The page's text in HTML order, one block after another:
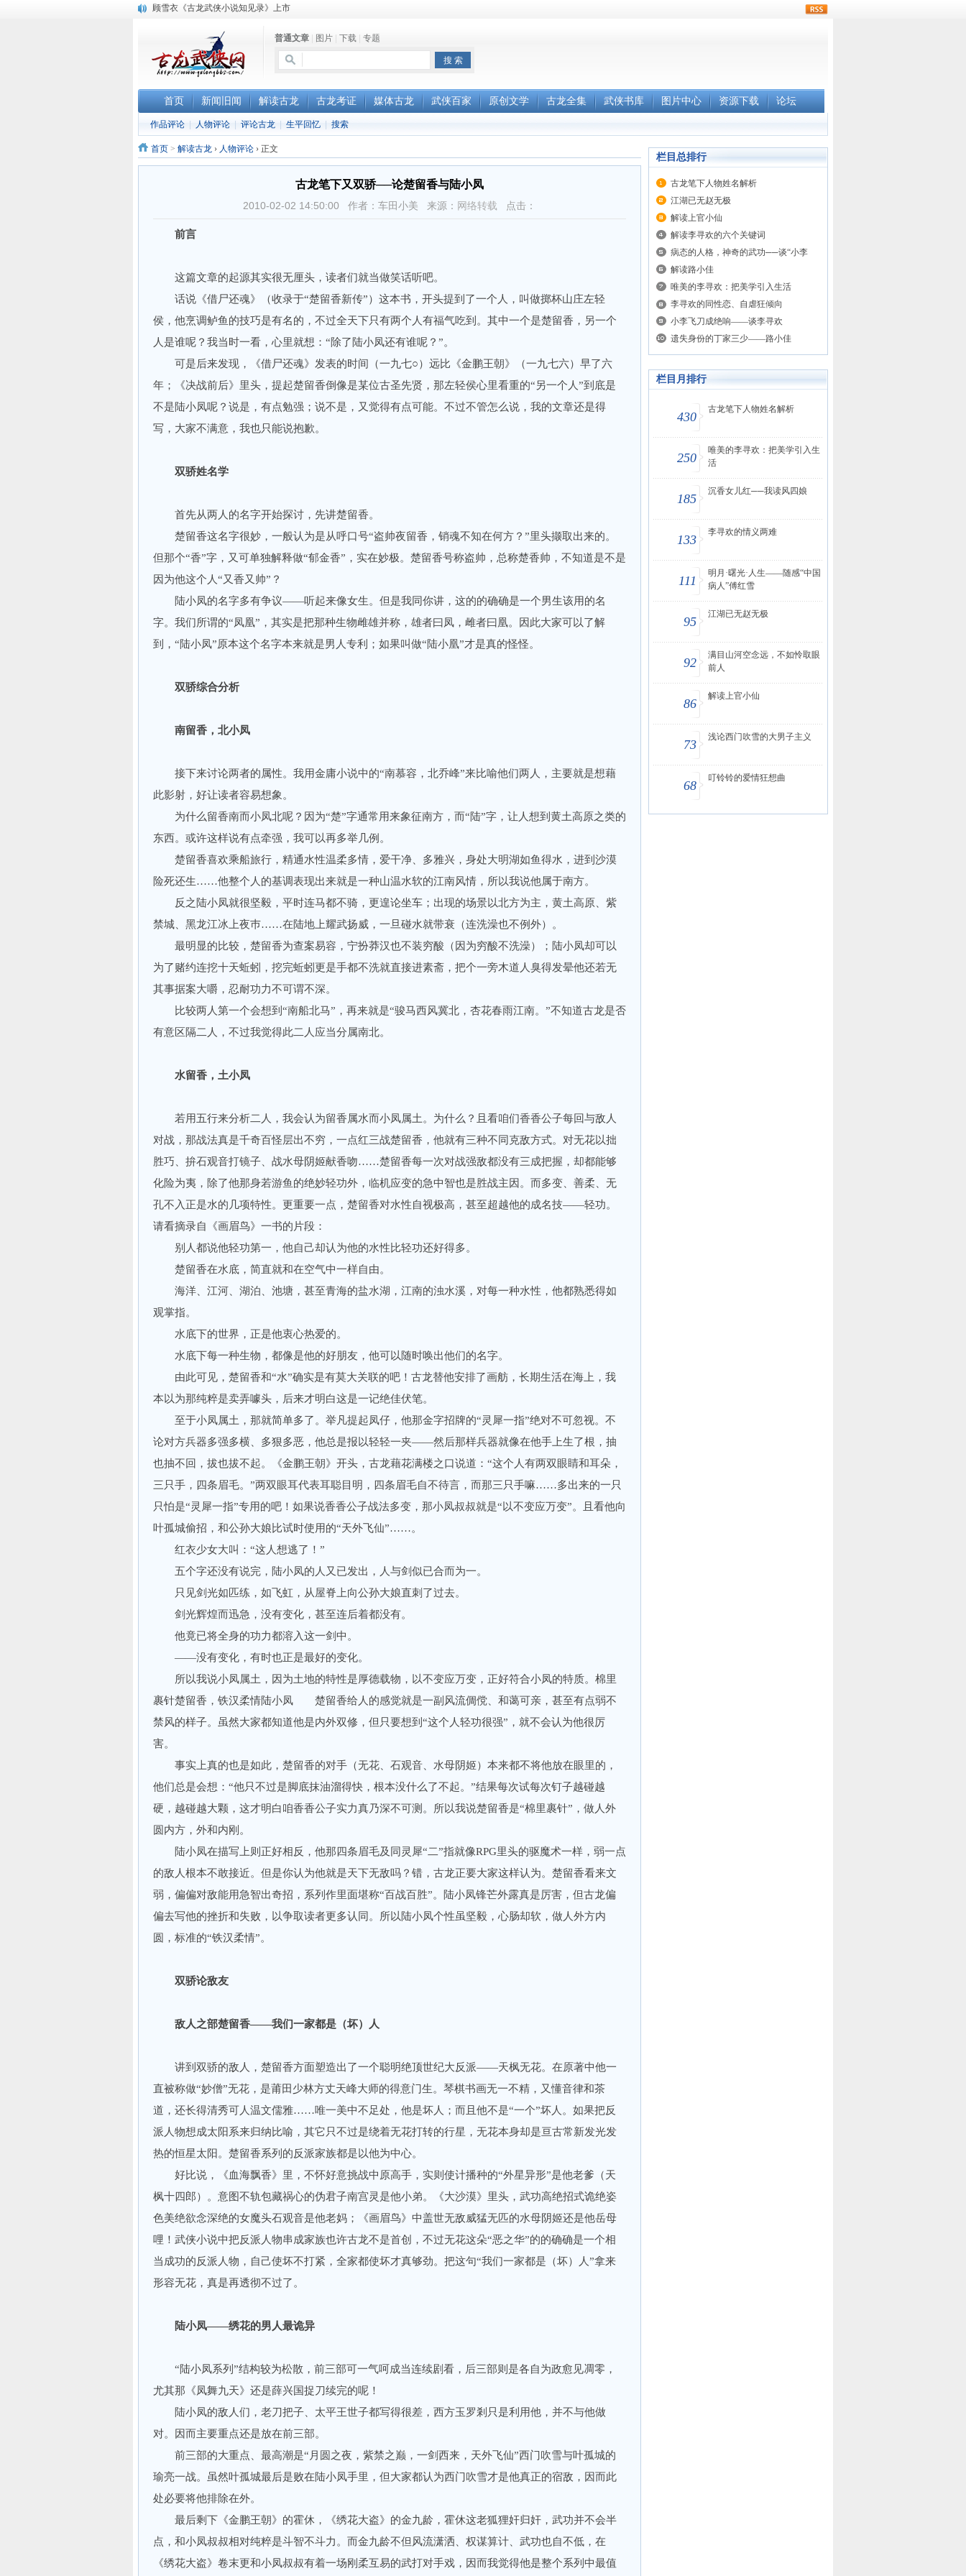
顾雪衣《古龙武侠小说知见录》上市
《古龙小说原貌探究》修订版已上市普通文章 图片 下载 专题
首页 新闻旧闻 解读古龙 古龙考证 媒体古龙 武侠百家 原创文学 古龙全集 武侠书库 图片中心 资源下载 论坛
作品评论 人物评论 评论古龙 生平回忆 搜索
首页 > 解读古龙 › 人物评论 › 正文
古龙笔下又双骄──论楚留香与陆小凤
2010-02-02 14:50:00 作者：车田小美 来源： 网络转载 点击：
前言
这篇文章的起源其实很无厘头，读者们就当做笑话听吧。
话说《借尸还魂》（收录于“楚留香新传”）这本书，开头提到了一个人，叫做掷杯山庄左轻
侯，他烹调鲈鱼的技巧是有名的，不过全天下只有两个人有福气吃到。其中一个是楚留香，另一个
人是谁呢？我当时一看，心里就想：“除了陆小凤还有谁呢？”。
可是后来发现，《借尸还魂》发表的时间（一九七○）远比《金鹏王朝》（一九七六）早了六
年；《决战前后》里头，提起楚留香倒像是某位古圣先贤，那左轻侯心里看重的“另一个人”到底是
不是陆小凤呢？说是，有点勉强；说不是，又觉得有点可能。不过不管怎么说，我的文章还是得
写，大家不满意，我也只能说抱歉。
双骄姓名学
首先从两人的名字开始探讨，先讲楚留香。
楚留香这名字很妙，一般认为是从呼口号“盗帅夜留香，销魂不知在何方？”里头撷取出来的。
但那个“香”字，又可单独解释做“郁金香”，实在妙极。楚留香号称盗帅，总称楚香帅，不知道是不是
因为他这个人“又香又帅”？
陆小凤的名字多有争议——听起来像女生。但是我同你讲，这的的确确是一个男生该用的名
字。我们所谓的“凤凰”，其实是把那种生物雌雄并称，雄者曰凤，雌者曰凰。因此大家可以了解
到，“陆小凤”原本这个名字本来就是男人专利；如果叫做“陆小凰”才是真的怪怪。
双骄综合分析
南留香，北小凤
接下来讨论两者的属性。我用金庸小说中的“南慕容，北乔峰”来比喻他们两人，主要就是想藉
此影射，好让读者容易想象。
为什么留香南而小凤北呢？因为“楚”字通常用来象征南方，而“陆”字，让人想到黄土高原之类的
东西。或许这样说有点牵强，我可以再多举几例。
楚留香喜欢乘船旅行，精通水性温柔多情，爱干净、多雅兴，身处大明湖如鱼得水，进到沙漠
险死还生……他整个人的基调表现出来就是一种山温水软的江南风情，所以我说他属于南方。
反之陆小凤就很坚毅，平时连马都不骑，更遑论坐车；出现的场景以北方为主，黄土高原、紫
禁城、黑龙江冰上夜巿……在陆地上耀武扬威，一旦碰水就带衰（连洗澡也不例外）。
最明显的比较，楚留香为查案易容，宁扮莽汉也不装穷酸（因为穷酸不洗澡）；陆小凤却可以
为了赌约连挖十天蚯蚓，挖完蚯蚓更是手都不洗就直接进素斋，把个一旁木道人臭得发晕他还若无
其事据案大嚼，忍耐功力不可谓不深。
比较两人第一个会想到“南船北马”，再来就是“骏马西风冀北，杏花春雨江南。”不知道古龙是否
有意区隔二人，不过我觉得此二人应当分属南北。
水留香，土小凤
若用五行来分析二人，我会认为留香属水而小凤属土。为什么？且看咱们香香公子每回与敌人
对战，那战法真是千奇百怪层出不穷，一点红三战楚留香，他就有三种不同克敌方式。对无花以拙
胜巧、拚石观音打镜子、战水母阴姬献香吻……楚留香每一次对战强敌都没有三成把握，却都能够
化险为夷，除了他那身若游鱼的绝妙轻功外，临机应变的急中智也是胜战主因。而多变、善柔、无
孔不入正是水的几项特性。更重要一点，楚留香对水性自视极高，甚至超越他的成名技——轻功。
请看摘录自《画眉鸟》一书的片段：
别人都说他轻功第一，他自己却认为他的水性比轻功还好得多。
楚留香在水底，简直就和在空气中一样自由。
海洋、江河、湖泊、池塘，甚至青海的盐水湖，江南的浊水溪，对每一种水性，他都熟悉得如
观掌指。
水底下的世界，正是他衷心热爱的。
水底下每一种生物，都像是他的好朋友，他可以随时唤出他们的名字。
由此可见，楚留香和“水”确实是有莫大关联的吧！古龙替他安排了画舫，长期生活在海上，我
本以为那纯粹是卖弄噱头，后来才明白这是一记绝佳伏笔。
至于小凤属土，那就简单多了。举凡提起凤仔，他那金字招牌的“灵犀一指”绝对不可忽视。不
论对方兵器多强多横、多狠多恶，他总是报以轻轻一夹——然后那样兵器就像在他手上生了根，抽
也抽不回，拔也拔不起。《金鹏王朝》开头，古龙藉花满楼之口说道：“这个人有两双眼睛和耳朵，
三只手，四条眉毛。”两双眼耳代表耳聪目明，四条眉毛自不待言，而那三只手嘛……多出来的一只
只怕是“灵犀一指”专用的吧！如果说香香公子战法多变，那小凤叔叔就是“以不变应万变”。且看他向
叶孤城偷招，和公孙大娘比试时使用的“天外飞仙”……。
红衣少女大叫：“这人想逃了！”
五个字还没有说完，陆小凤的人又已发出，人与剑似已合而为一。
只见剑光如匹练，如飞虹，从屋脊上向公孙大娘直刺了过去。
剑光辉煌而迅急，没有变化，甚至连后着都没有。
他竟已将全身的功力都溶入这一剑中。
——没有变化，有时也正是最好的变化。
所以我说小凤属土，因为土地的特性是厚德载物，以不变应万变，正好符合小凤的特质。棉里
裹针楚留香，铁汉柔情陆小凤 楚留香给人的感觉就是一副风流倜傥、和蔼可亲，甚至有点弱不
禁风的样子。虽然大家都知道他是内外双修，但只要想到“这个人轻功很强”，就不会认为他很厉
害。
事实上真的也是如此，楚留香的对手（无花、石观音、水母阴姬）本来都不将他放在眼里的，
他们总是会想：“他只不过是脚底抹油溜得快，根本没什么了不起。”结果每次试每次钉子越碰越
硬，越碰越大颗，这才明白咱香香公子实力真乃深不可测。所以我说楚留香是“棉里裹针”，做人外
圆内方，外和内刚。
陆小凤在描写上则正好相反，他那四条眉毛及同灵犀“二”指就像RPG里头的驱魔术一样，弱一点
的敌人根本不敢接近。但是你认为他就是天下无敌吗？错，古龙正要大家这样认为。楚留香看来文
弱，偏偏对敌能用急智出奇招，系列作里面堪称“百战百胜”。陆小凤锋芒外露真是厉害，但古龙偏
偏去写他的挫折和失败，以争取读者更多认同。所以陆小凤个性虽坚毅，心肠却软，做人外方内
圆，标准的“铁汉柔情”。
双骄论敌友
敌人之部楚留香——我们一家都是（坏）人
讲到双骄的敌人，楚留香方面塑造出了一个聪明绝顶世纪大反派——天枫无花。在原著中他一
直被称做“妙僧”无花，是莆田少林方丈天峰大师的得意门生。琴棋书画无一不精，又懂音律和茶
道，还长得清秀可人温文儒雅……唯一美中不足处，他是坏人；而且他不是“一个”坏人。如果把反
派人物想成太阳系来归纳比喻，其它只不过是绕着无花打转的行星，无花本身却是亘古常新发光发
热的恒星太阳。楚留香系列的反派家族都是以他为中心。
好比说，《血海飘香》里，不怀好意挑战中原高手，实则使计播种的“外星异形”是他老爹（天
枫十四郎）。意图不轨包藏祸心的伪君子南宫灵是他小弟。《大沙漠》里头，武功高绝招式诡绝姿
色美绝欲念深绝的女魔头石观音是他老妈；《画眉鸟》中盖世无敌威猛无匹的水母阴姬还是他岳母
哩！武侠小说中把反派人物串成家族也许古龙不是首创，不过无花这朵“恶之华”的的确确是一个相
当成功的反派人物，自己使坏不打紧，全家都使坏才真够劲。把这句“我们一家都是（坏）人”拿来
形容无花，真是再透彻不过了。
陆小凤——绣花的男人最诡异
“陆小凤系列”结构较为松散，前三部可一气呵成当连续剧看，后三部则是各自为政愈见凋零，
尤其那《凤舞九天》还是薛兴国捉刀续完的呢！
陆小凤的敌人们，老刀把子、太平王世子都写得很差，西方玉罗剎只是利用他，并不与他做
对。因而主要重点还是放在前三部。
前三部的大重点、最高潮是“月圆之夜，紫禁之巅，一剑西来，天外飞仙”西门吹雪与叶孤城的
瑜亮一战。虽然叶孤城最后是败在陆小凤手里，但大家都认为西门吹雪才是他真正的宿敌，因而此
处必要将他排除在外。
最后剩下《金鹏王朝》的霍休，《绣花大盗》的金九龄，霍休这老狐狸奸归奸，武功并不会半
点，和小凤叔叔相对纯粹是斗智不斗力。而金九龄不但风流潇洒、权谋算计、武功也自不低，在
《绣花大盗》卷末更和小凤叔叔有着一场刚柔互易的武打对手戏，因而我觉得他是整个系列中最值
栏目总排行
古龙笔下人物姓名解析
江湖已无赵无极
解读上官小仙
解读李寻欢的六个关键词
病态的人格，神奇的武功──谈“小李
解读路小佳
唯美的李寻欢：把美学引入生活
李寻欢的同性恋、自虐狂倾向
小李飞刀成绝响——谈李寻欢
遗失身份的丁家三少——路小佳
栏目月排行
430
古龙笔下人物姓名解析
250
唯美的李寻欢：把美学引入生
活
185
沉香女儿红──我读风四娘
133
李寻欢的情义两难
111
明月·曙光·人生——随感“中国
病人”傅红雪
95
江湖已无赵无极
92
满目山河空念远，不如怜取眼
前人
86
解读上官小仙
73
浅论西门吹雪的大男子主义
68
叮铃铃的爱情狂想曲